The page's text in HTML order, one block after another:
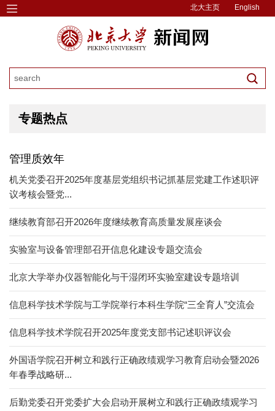
北大主页 English
专题热点
管理质效年
机关党委召开2025年度基层党组织书记抓基层党建工作述职评
议考核会暨党...
继续教育部召开2026年度继续教育高质量发展座谈会
实验室与设备管理部召开信息化建设专题交流会
北京大学举办仪器智能化与干湿闭环实验室建设专题培训
信息科学技术学院与工学院举行本科生学院“三全育人”交流会
信息科学技术学院召开2025年度党支部书记述职评议会
外国语学院召开树立和践行正确政绩观学习教育启动会暨2026
年春季战略研...
后勤党委召开党委扩大会启动开展树立和践行正确政绩观学习